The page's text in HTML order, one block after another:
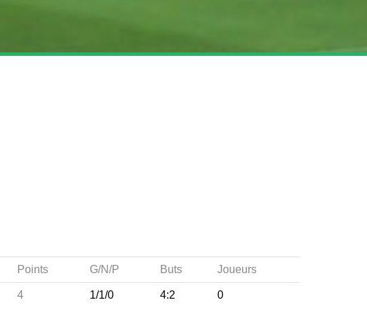
Points G/N/P Buts Joueurs
4 1/1/0 4:2 0